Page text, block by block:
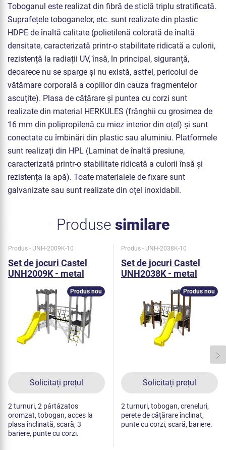
Toboganul este realizat din fibră de sticlă triplu stratificată.
Suprafețele toboganelor, etc. sunt realizate din plastic
HDPE de înaltă calitate (polietilenă colorată de înaltă
densitate, caracterizată printr-o stabilitate ridicată a culorii,
rezistență la radiații UV, însă, în principal, siguranță,
deoarece nu se sparge și nu există, astfel, pericolul de
vătămare corporală a copiilor din cauza fragmentelor
ascuțite). Plasa de cățărare și puntea cu corzi sunt
realizate din material HERKULES (frânghii cu grosimea de
16 mm din polipropilenă cu miez interior din oțel) și sunt
conectate cu îmbinări din plastic sau aluminiu. Platformele
sunt realizați din HPL (Laminat de înaltă presiune,
caracterizată printr-o stabilitate ridicată a culorii însă și
rezistența la apă). Toate materialele de fixare sunt
galvanizate sau sunt realizate din oțel inoxidabil.
Produse similare
Produs - UNH-2009K-10
Set de jocuri Castel
UNH2009K - metal
Solicitați prețul
Produs nou
2 turnuri, 2 pártázatos
oromzat, tobogan, acces la
plasa înclinată, scară, 3
bariere, punte cu corzi.
Produs - UNH-2038K-10
Set de jocuri Castel
UNH2038K - metal
Solicitați prețul
Produs nou
2 turnuri, tobogan, creneluri,
perete de cățărare înclinat,
punte cu corzi, scară, bariere.